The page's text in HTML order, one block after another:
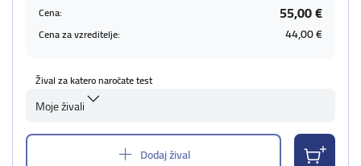
Cena: 55,00 €
Cena za vzreditelje: 44,00 €
Žival za katero naročate test
Moje živali
Dodaj žival